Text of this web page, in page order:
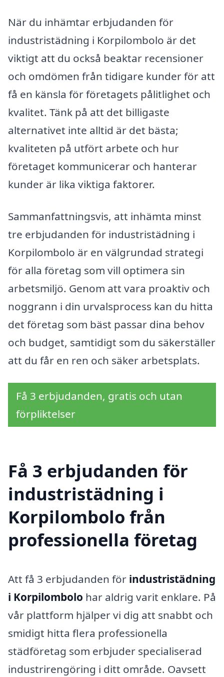
När du inhämtar erbjudanden för
industristädning i Korpilombolo är det
viktigt att du också beaktar recensioner
och omdömen från tidigare kunder för att
få en känsla för företagets pålitlighet och
kvalitet. Tänk på att det billigaste
alternativet inte alltid är det bästa;
kvaliteten på utfört arbete och hur
företaget kommunicerar och hanterar
kunder är lika viktiga faktorer.
Sammanfattningsvis, att inhämta minst
tre erbjudanden för industristädning i
Korpilombolo är en välgrundad strategi
för alla företag som vill optimera sin
arbetsmiljö. Genom att vara proaktiv och
noggrann i din urvalsprocess kan du hitta
det företag som bäst passar dina behov
och budget, samtidigt som du säkerställer
att du får en ren och säker arbetsplats.
Få 3 erbjudanden, gratis och utan
förpliktelser
Få 3 erbjudanden för
industristädning i
Korpilombolo från
professionella företag
Att få 3 erbjudanden för industristädning
i Korpilombolo har aldrig varit enklare. På
vår plattform hjälper vi dig att snabbt och
smidigt hitta flera professionella
städföretag som erbjuder specialiserad
industrirengöring i ditt område. Oavsett